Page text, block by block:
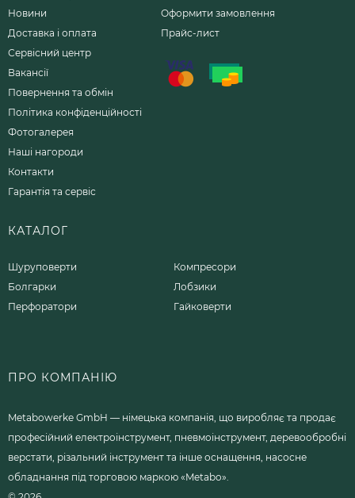
Новини
Доставка і оплата
Сервісний центр
Вакансії
Повернення та обмін
Політика конфіденційності
Фотогалерея
Наші нагороди
Контакти
Гарантія та сервіс
Оформити замовлення
Прайс-лист
КАТАЛОГ
Шуруповерти
Болгарки
Перфоратори
Компресори
Лобзики
Гайковерти
ПРО КОМПАНІЮ
Metabowerke GmbH — німецька компанія, що виробляє та продає
професійний електроінструмент, пневмоінструмент, деревообробні
верстати, різальний інструмент та інше оснащення, насосне
обладнання під торговою маркою «Metabo».